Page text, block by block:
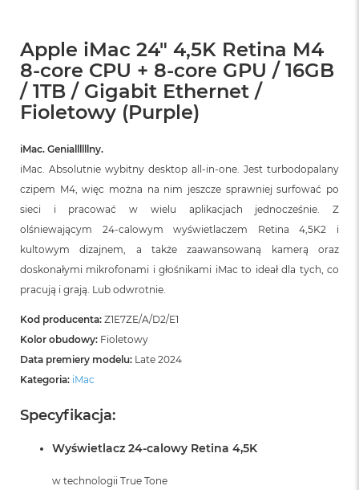
Apple iMac 24" 4,5K Retina M4
8-core CPU + 8-core GPU / 16GB
/ 1TB / Gigabit Ethernet /
Fioletowy (Purple)
iMac. Geniallllllny.
iMac. Absolutnie wybitny desktop all‑in‑one. Jest turbodopalany
czipem M4, więc można na nim jeszcze sprawniej surfować po
sieci i pracować w wielu aplikacjach jednocześnie. Z
olśniewającym 24‑calowym wyświetlaczem Retina 4,5K2 i
kultowym dizajnem, a także zaawansowaną kamerą oraz
doskonałymi mikrofonami i głośnikami iMac to ideał dla tych, co
pracują i grają. Lub odwrotnie.
Kod producenta: Z1E7ZE/A/D2/E1
Kolor obudowy: Fioletowy
Data premiery modelu: Late 2024
Kategoria: iMac
Specyfikacja:
Wyświetlacz 24-calowy Retina 4,5K
w technologii True Tone